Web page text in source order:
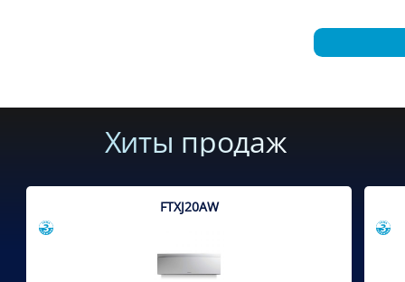
Хиты продаж
FTXJ20AW